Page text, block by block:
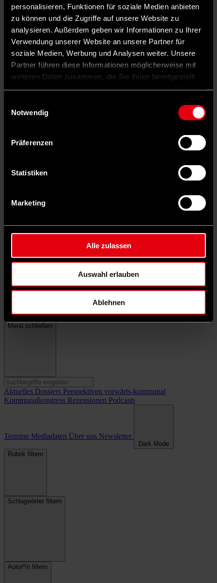
personalisieren, Funktionen für soziale Medien anbieten
zu können und die Zugriffe auf unsere Website zu
analysieren. Außerdem geben wir Informationen zu Ihrer
Verwendung unserer Website an unsere Partner für
soziale Medien, Werbung und Analysen weiter. Unsere
Partner führen diese Informationen möglicherweise mit
weiteren Daten zusammen, die Sie ihnen bereitgestellt
Notwendig
Präferenzen
Statistiken
Marketing
Alle zulassen
Auswahl erlauben
Ablehnen
Menü schließen
Aktuelles Dossiers Perspektiven vorwärts-kommunal
Kommunalkongress Rezensionen Podcasts
Termine Mediadaten Über uns Newsletter
Dark Mode
Rubrik filtern
Schlagwörter filtern
Autor*in filtern